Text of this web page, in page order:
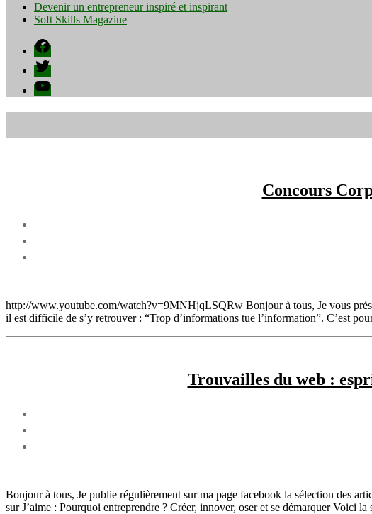
Devenir un entrepreneur inspiré et inspirant
Soft Skills Magazine
Facebook
Twitter
YouTube
Concours
http://www.youtube.com/watch?v=9MNHjqLSQRw Bonjour à tous, Je vous
il est difficile de s’y retrouver : “Trop d’informations tue l’information”. C’est
Trouvailles du web :
Bonjour à tous, Je publie régulièrement sur ma page facebook la sélection des
sur J’aime : Pourquoi entreprendre ? Créer, innover, oser et se démarquer Voici